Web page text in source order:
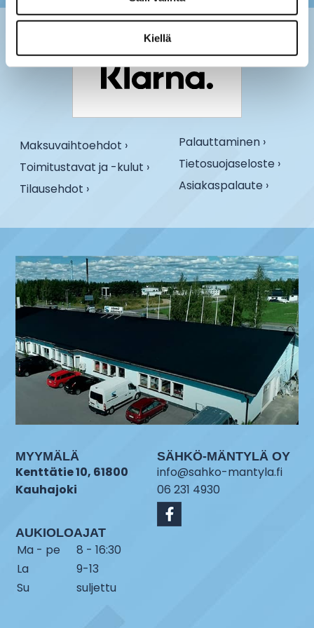
Kiellä
Maksuvaihtoehdot ›
Toimitustavat ja -kulut ›
Tilausehdot ›
Palauttaminen ›
Tietosuojaseloste ›
Asiakaspalaute ›
MYYMÄLÄ
Kenttätie 10, 61800
Kauhajoki
AUKIOLOAJAT
Ma - pe
8 - 16:30
La
9-13
Su
suljettu
SÄHKÖ-MÄNTYLÄ OY
info@sahko-mantyla.fi
06 231 4930